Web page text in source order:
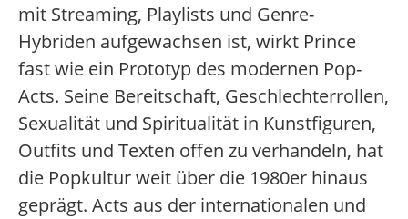
mit Streaming, Playlists und Genre-
Hybriden aufgewachsen ist, wirkt Prince
fast wie ein Prototyp des modernen Pop-
Acts. Seine Bereitschaft, Geschlechterrollen,
Sexualität und Spiritualität in Kunstfiguren,
Outfits und Texten offen zu verhandeln, hat
die Popkultur weit über die 1980er hinaus
geprägt. Acts aus der internationalen und